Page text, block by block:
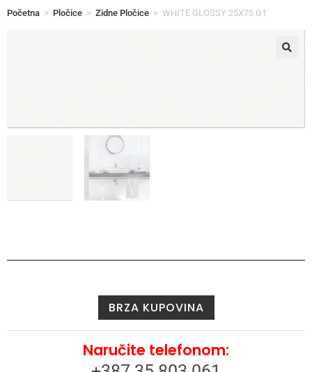
Početna > Pločice > Zidne Pločice > WHITE GLOSSY 25X75 G1
BRZA KUPOVINA
Naručite telefonom: